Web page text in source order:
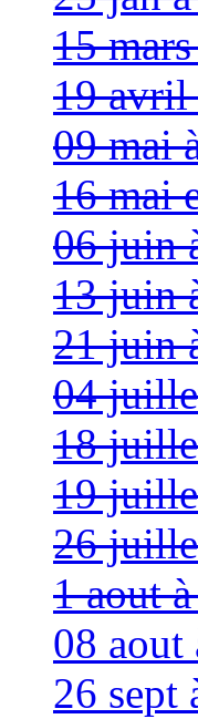
15
19 avril
09 mai
16 mai
06 juin
13 juin
21 juin
04
18
19
26
1 aout
08
26 sept